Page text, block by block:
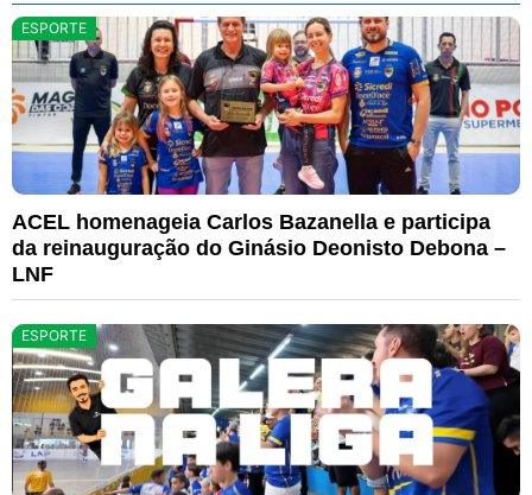
ESPORTE
ACEL homenageia Carlos Bazanella e participa
da reinauguração do Ginásio Deonisto Debona –
LNF
ESPORTE